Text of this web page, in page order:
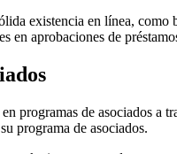
existencia en línea, como
en aprobaciones de
programas de asociados a
programa de asociados.